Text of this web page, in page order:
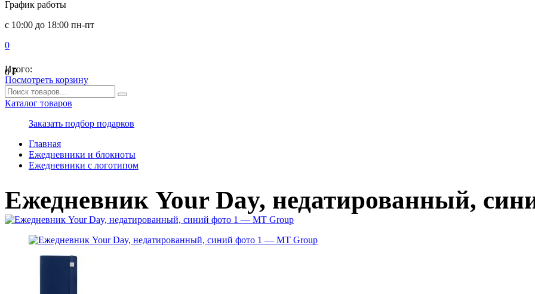
График работы
с 10:00 до 18:00 пн-пт
0
0₽
Итого:
Посмотреть корзину
Каталог товаров
Заказать подбор подарков
Главная
Ежедневники и блокноты
Ежедневники с логотипом
Ежедневник Your Day, недатированный,